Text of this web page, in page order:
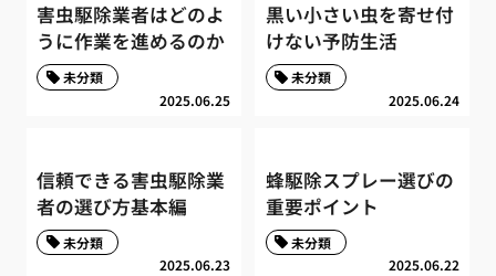
害虫駆除業者はどのよ
うに作業を進めるのか
2025.06.25
未分類
黒い小さい虫を寄せ付
けない予防生活
2025.06.24
未分類
信頼できる害虫駆除業
者の選び方基本編
2025.06.23
未分類
蜂駆除スプレー選びの
重要ポイント
2025.06.22
未分類